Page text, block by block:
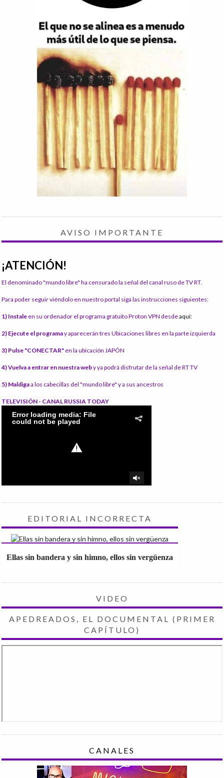
AVISO IMPORTANTE
¡ATENCIÓN!
El denominado "mundo libre" ha censurado la señal del canal ruso de TV RT.
Para poder seguir viéndolo en nuestro portal siga las instrucciones siguientes:
1) Instale en su ordenador el programa gratuito Proton VPN desdeaquí:
2) Ejecute el programay aparecerán tres Ubicaciones libres en la parte izquierda
3) Pulse "CONECTAR" en la ubicación JAPÓN
4) Vuelva a entrar en nuestra weby ya podrá disfrutar de la señal de RT TV
5) Maldigaa los cabecillas del "mundo libre" y a sus ancestros
TELEVISIÓN - CANAL RUSSIA TODAY
EDITORIAL INCORRECTA
Ellas sin bandera y sin himno, ellos sin vergüenza
VIDEO
APEDREADOS, EL DOCUMENTAL (PRIMER
CAPÍTULO)
CANALES